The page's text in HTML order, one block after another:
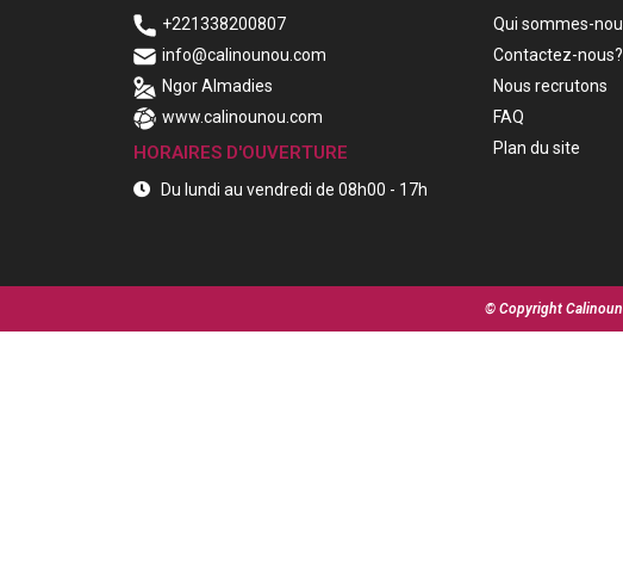
+221338200807
info@calinounou.com
Ngor Almadies
www.calinounou.com
HORAIRES D'OUVERTURE
Du lundi au vendredi de 08h00 - 17h
Qui sommes-
Contactez-nous?
Nous recrutons
FAQ
Plan du site
© Copyright